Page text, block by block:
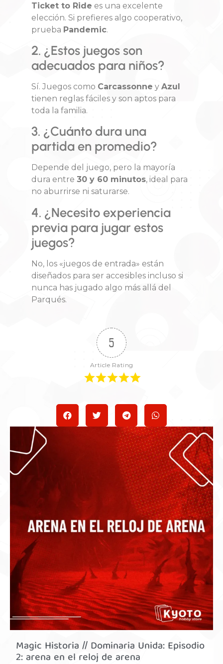
Ticket to Ride es una excelente
elección. Si prefieres algo cooperativo,
prueba Pandemic.
2. ¿Estos juegos son
adecuados para niños?
Sí. Juegos como Carcassonne y Azul
tienen reglas fáciles y son aptos para
toda la familia.
3. ¿Cuánto dura una
partida en promedio?
Depende del juego, pero la mayoría
dura entre 30 y 60 minutos, ideal para
no aburrirse ni saturarse.
4. ¿Necesito experiencia
previa para jugar estos
juegos?
No, los «juegos de entrada» están
diseñados para ser accesibles incluso si
nunca has jugado algo más allá del
Parqués.
5
Article Rating
Magic Historia // Dominaria Unida: Episodio
2: arena en el reloj de arena